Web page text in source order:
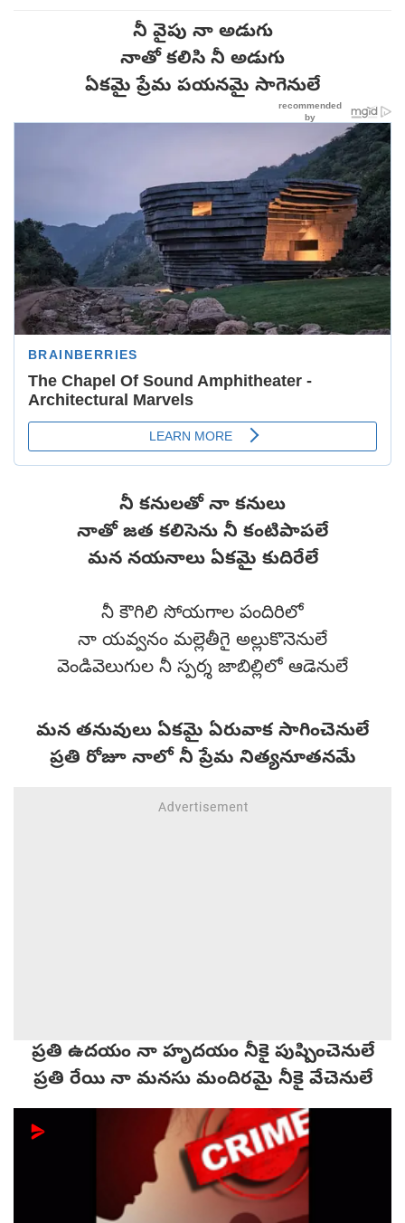
నీ వైపు నా అడుగు
నాతో కలిసి నీ అడుగు
ఏకమై ప్రేమ పయనమై సాగెనులే
నీ కనులతో నా కనులు
నాతో జత కలిసెను నీ కంటిపాపలే
మన నయనాలు ఏకమై కుదిరేలే
నీ కౌగిలి సోయగాల పందిరిలో
నా యవ్వనం మల్లెతీగై అల్లుకొనెనులే
వెండివెలుగుల నీ స్పర్శ జాబిల్లిలో ఆడెనులే
మన తనువులు ఏకమై ఏరువాక సాగించెనులే
ప్రతి రోజూ నాలో నీ ప్రేమ నిత్యనూతనమే
ప్రతి ఉదయం నా హృదయం నీకై పుష్పించెనులే
ప్రతి రేయి నా మనసు మందిరమై నీకై వేచెనులే